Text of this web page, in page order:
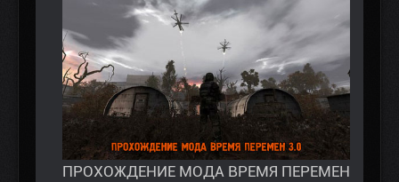
ПРОХОЖДЕНИЕ МОДА ВРЕМЯ ПЕРЕМЕН